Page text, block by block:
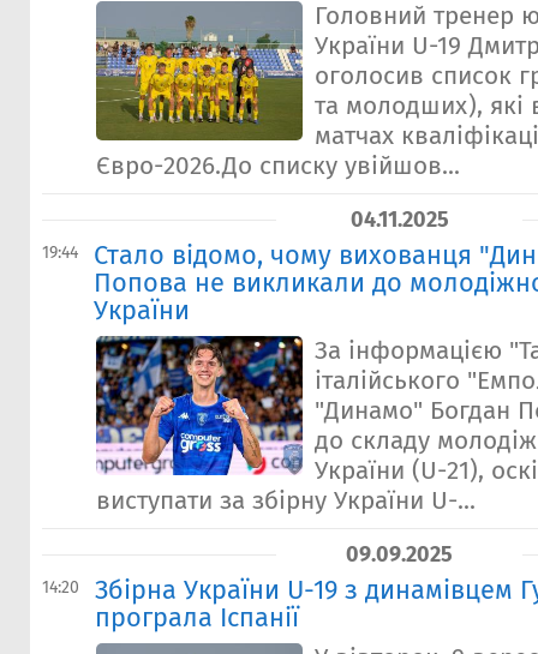
Головний тренер
України U-19
оголосив список
та молодших), які
матчах
Євро-2026.До списку увійшов...
04.11.2025
19:44
Стало відомо, чому вихованця
Попова не викликали до
України
За інформацією
італійського
"Динамо" Богдан
до складу
України (U-21),
виступати за збірну України U-...
09.09.2025
14:20
Збірна України U-19 з динамівцем
програла Іспанії